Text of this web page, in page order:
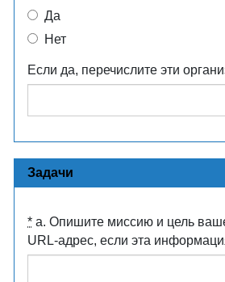
Да
Нет
Если да, перечислите эти
Задачи
* a. Опишите миссию и цель
URL-адрес, если эта